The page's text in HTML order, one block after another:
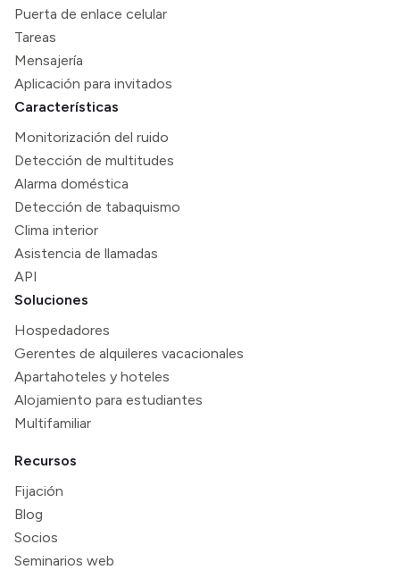
Puerta de enlace celular
Tareas
Mensajería
Aplicación para invitados
Características
Monitorización del ruido
Detección de multitudes
Alarma doméstica
Detección de tabaquismo
Clima interior
Asistencia de llamadas
API
Soluciones
Hospedadores
Gerentes de alquileres vacacionales
Apartahoteles y hoteles
Alojamiento para estudiantes
Multifamiliar
Recursos
Fijación
Blog
Socios
Seminarios web